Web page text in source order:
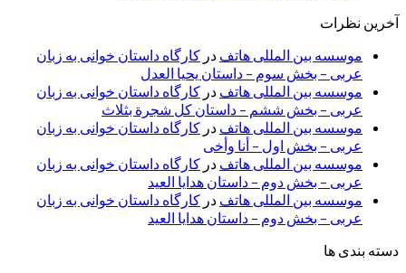
آخرین نظرات
موسسه بین المللی هاتف در کارگاه داستان خوانی به زبان
عربی – بخش سوم – داستان یحیا العدل
موسسه بین المللی هاتف در کارگاه داستان خوانی به زبان
عربی – بخش ششم – داستان کل شجرة بثلاث
موسسه بین المللی هاتف در کارگاه داستان خوانی به زبان
عربی – بخش اول – أنا وأخی
موسسه بین المللی هاتف در کارگاه داستان خوانی به زبان
عربی – بخش دوم – داستان هدایا العید
موسسه بین المللی هاتف در کارگاه داستان خوانی به زبان
عربی – بخش دوم – داستان هدایا العید
دسته بندی ها